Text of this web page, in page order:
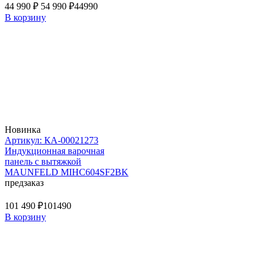
44 990 ₽ 54 990 ₽44990
В корзину
Новинка
Артикул: КА-00021273
Индукционная варочная
панель с вытяжкой
MAUNFELD MIHC604SF2BK
предзаказ
101 490 ₽101490
В корзину